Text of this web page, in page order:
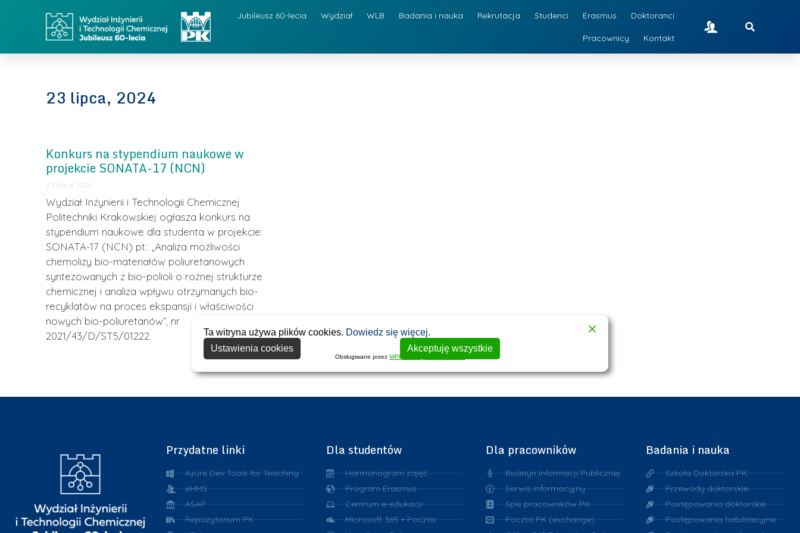
Jubileusz 60-lecia Wydział WLB Badania i nauka Rekrutacja Studenci Erasmus Doktoranci
Pracownicy Kontakt
23 lipca, 2024
Konkurs na stypendium naukowe w
projekcie SONATA-17 (NCN)
23 lipca 2024
Wydział Inżynierii i Technologii Chemicznej
Politechniki Krakowskiej ogłasza konkurs na
stypendium naukowe dla studenta w projekcie:
SONATA-17 (NCN) pt.: „Analiza możliwości
chemolizy bio-materiałów poliuretanowych
syntezowanych z bio-polioli o rożnej strukturze
chemicznej i analiza wpływu otrzymanych bio-
recyklatów na proces ekspansji i właściwości
nowych bio-poliuretanów”, nr
2021/43/D/ST5/01222.
Przydatne linki
Azure Dev Tools for Teaching
eHMS
ASAP
Repozytorium PK
Dla studentów
Harmonogram zajęć
Program Erasmus
Centrum e-edukacji
Microsoft 365 + Poczta
Dla pracowników
Biuletyn Informacji Publicznej
Serwis informacyjny
Spis pracowników PK
Poczta PK (exchange)
Badania i nauka
Szkoła Doktorska PK
Przewody doktorskie
Postępowania doktorskie
Postępowania habilitacyjne
Ta witryna używa plików cookies. Dowiedz się więcej.
Ustawienia cookies
Akceptuję wszystkie
Obsługiwane przez WPLP Compliance Platform